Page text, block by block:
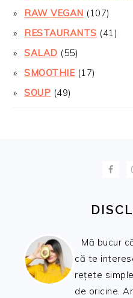
RAW VEGAN (107)
RESTAURANTS (41)
SALAD (55)
SMOOTHIE(17)
SOUP (49)
Mă bucur
că te
rețete
de oricine.